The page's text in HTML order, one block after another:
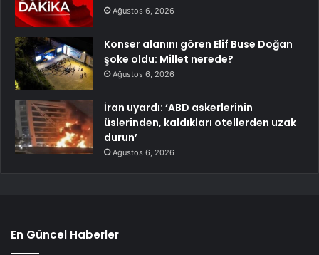
Ağustos 6, 2026
Konser alanını gören Elif Buse Doğan
şoke oldu: Millet nerede?
Ağustos 6, 2026
İran uyardı: ‘ABD askerlerinin
üslerinden, kaldıkları otellerden uzak
durun’
Ağustos 6, 2026
En Güncel Haberler